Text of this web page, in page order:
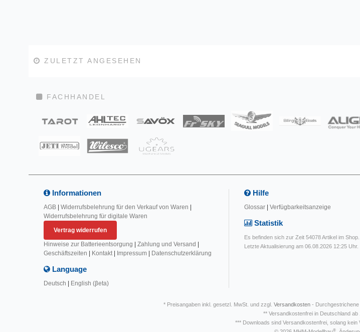
ZULETZT ANGESEHEN
FACHHANDEL
Informationen
AGB Widerrufsbelehrung für den Verkauf von Waren
Widerrufsbelehrung für digitale Waren
Vertrag widerrufen
Hinweise zur Batterieentsorgung
Zahlung und Versand
Geschäftszeiten
Kontakt| Impressum Datenschutzerklärung
Language
Deutsch English (βeta)
Hilfe
Glossar Verfügbarkeitsanzeige
Statistik
Es befinden sich zur Zeit 54078 Artikel im Shop.
Letzte Aktualisierung am 06.08.2026 12:25 Uhr.
* Preisangaben inkl. gesetzl. MwSt. und zzgl. Versandkosten -
** Versandkostenfrei in Deutschland ab
*** Downloads sind Versandkostenfrei, solang kein
®